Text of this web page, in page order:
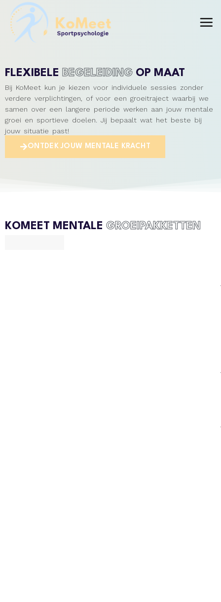
FLEXIBELE BEGELEIDING OP MAAT
Bij KoMeet kun je kiezen voor individuele sessies zonder
verdere verplichtingen, of voor een groeitraject waarbij we
samen over een langere periode werken aan jouw mentale
groei en sportieve doelen. Jij bepaalt wat het beste bij
jouw situatie past!
ONTDEK JOUW MENTALE KRACHT
KOMEET MENTALE GROEIPAKKETTEN